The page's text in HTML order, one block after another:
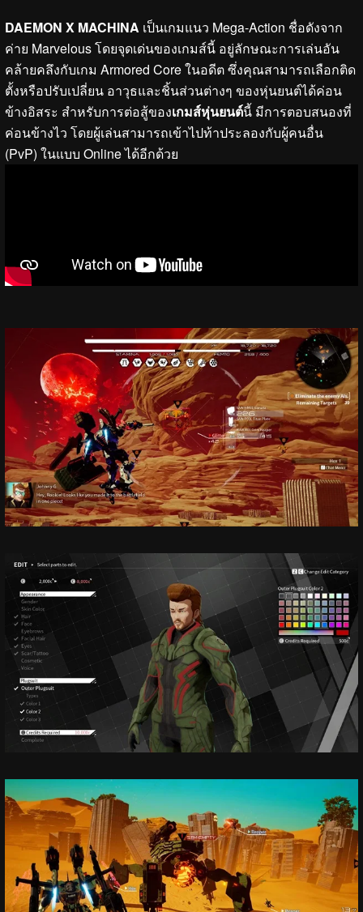
DAEMON X MACHINA เป็นเกมแนว Mega-Action ชื่อดังจาก
ค่าย Marvelous โดยจุดเด่นของเกมส์นี้ อยู่ลักษณะการเล่นอัน
คล้ายคลึงกับเกม Armored Core ในอดีต ซึ่งคุณสามารถเลือกติด
ตั้งหรือปรับเปลี่ยน อาวุธและชิ้นส่วนต่างๆ ของหุ่นยนต์ได้ค่อน
ข้างอิสระ สำหรับการต่อสู้ของเกมส์หุ่นยนต์นี้ มีการตอบสนองที่
ค่อนข้างไว โดยผู้เล่นสามารถเข้าไปท้าประลองกับผู้คนอื่น
(PvP) ในแบบ Online ได้อีกด้วย